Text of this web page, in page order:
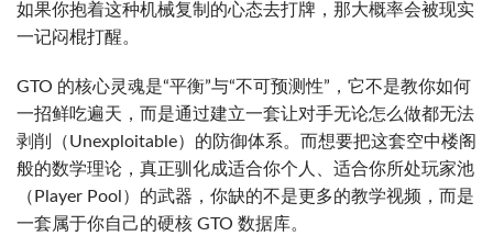
如果你抱着这种机械复制的心态去打牌，那大概率会被现实
一记闷棍打醒。
GTO 的核心灵魂是“平衡”与“不可预测性”，它不是教你如何
一招鲜吃遍天，而是通过建立一套让对手无论怎么做都无法
剥削（Unexploitable）的防御体系。而想要把这套空中楼阁
般的数学理论，真正驯化成适合你个人、适合你所处玩家池
（Player Pool）的武器，你缺的不是更多的教学视频，而是
一套属于你自己的硬核 GTO 数据库。